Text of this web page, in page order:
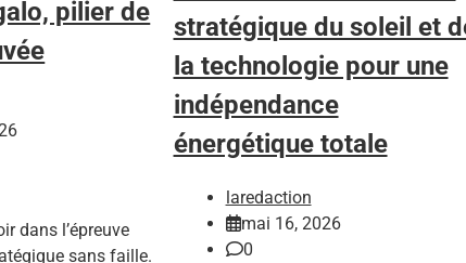
pilier de
dans l’épreuve
sans faille.
stratégique du soleil et
la technologie pour une
indépendance
énergétique totale
laredaction
mai 16, 2026
0